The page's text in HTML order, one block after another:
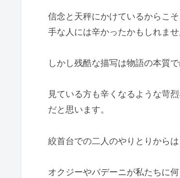
信念と天秤にかけているからこ
手な人には辛かったかもしれま
しかし残酷な描写は物語の本質で
見ている方も辛くなるような苛
だと思います。
絞首台での二人のやりとりから
オクジーやバデーニが私たちに